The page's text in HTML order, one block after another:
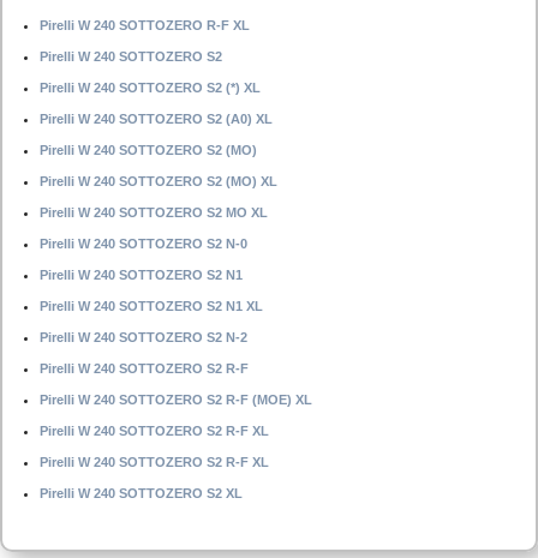
Pirelli W 240 SOTTOZERO R-F XL
Pirelli W 240 SOTTOZERO S2
Pirelli W 240 SOTTOZERO S2 (*) XL
Pirelli W 240 SOTTOZERO S2 (A0) XL
Pirelli W 240 SOTTOZERO S2 (MO)
Pirelli W 240 SOTTOZERO S2 (MO) XL
Pirelli W 240 SOTTOZERO S2 MO XL
Pirelli W 240 SOTTOZERO S2 N-0
Pirelli W 240 SOTTOZERO S2 N1
Pirelli W 240 SOTTOZERO S2 N1 XL
Pirelli W 240 SOTTOZERO S2 N-2
Pirelli W 240 SOTTOZERO S2 R-F
Pirelli W 240 SOTTOZERO S2 R-F (MOE) XL
Pirelli W 240 SOTTOZERO S2 R-F XL
Pirelli W 240 SOTTOZERO S2 R-F XL
Pirelli W 240 SOTTOZERO S2 XL